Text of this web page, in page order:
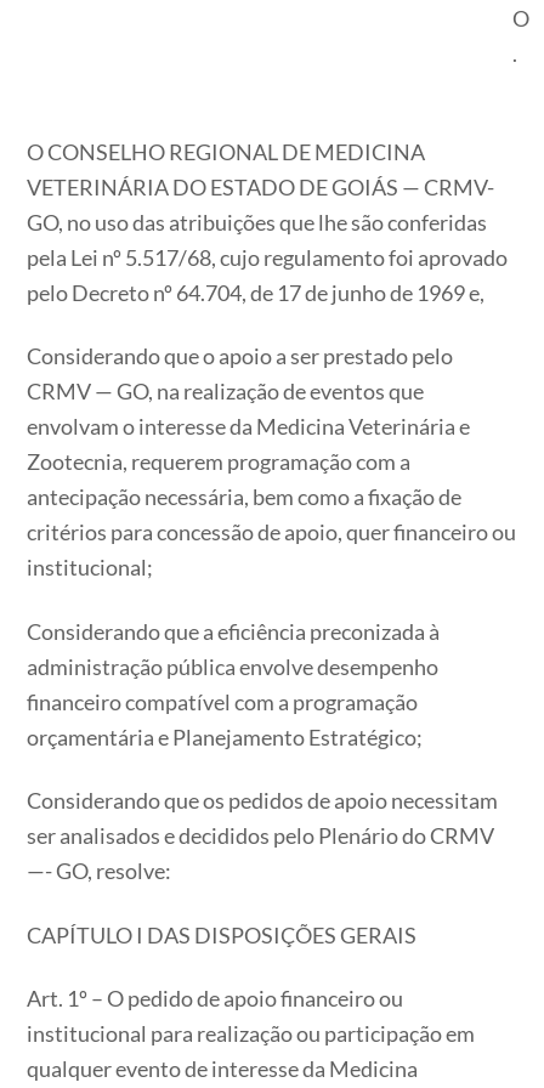
O
.
O CONSELHO REGIONAL DE MEDICINA
VETERINÁRIA DO ESTADO DE GOIÁS — CRMV-
GO, no uso das atribuições que lhe são conferidas
pela Lei nº 5.517/68, cujo regulamento foi aprovado
pelo Decreto nº 64.704, de 17 de junho de 1969 e,
Considerando que o apoio a ser prestado pelo
CRMV — GO, na realização de eventos que
envolvam o interesse da Medicina Veterinária e
Zootecnia, requerem programação com a
antecipação necessária, bem como a fixação de
critérios para concessão de apoio, quer financeiro ou
institucional;
Considerando que a eficiência preconizada à
administração pública envolve desempenho
financeiro compatível com a programação
orçamentária e Planejamento Estratégico;
Considerando que os pedidos de apoio necessitam
ser analisados e decididos pelo Plenário do CRMV
—- GO, resolve:
CAPÍTULO I DAS DISPOSIÇÕES GERAIS
Art. 1º – O pedido de apoio financeiro ou
institucional para realização ou participação em
qualquer evento de interesse da Medicina